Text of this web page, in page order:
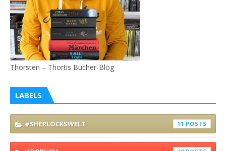
Thorsten – Thortis Bücher-Blog
LABELS
#SHERLOCKSWELT 11